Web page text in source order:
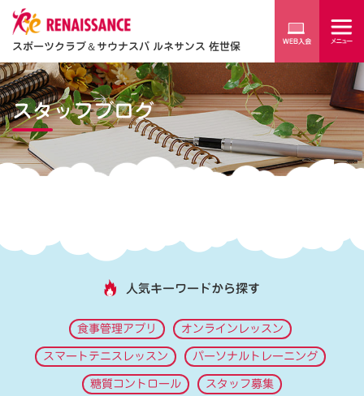
スポーツクラブ＆サウナスパ ルネサンス 佐世保
スタッフブログ
人気キーワードから探す
食事管理アプリ オンラインレッスン
スマートテニスレッスン パーソナルトレーニング
糖質コントロール スタッフ募集